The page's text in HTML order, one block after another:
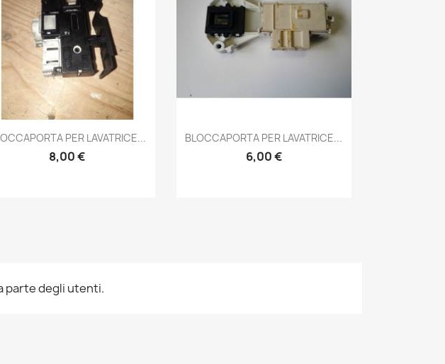
Anteprima
PER LAVATRICE...
8,00 €
Anteprima
BLOCCAPORTA PER LAVATRICE...
6,00 €
parte degli utenti.